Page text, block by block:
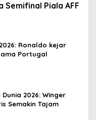
Semifinal Piala AFF
Ronaldo kejar
Portugal
2026: Winger
Semakin Tajam